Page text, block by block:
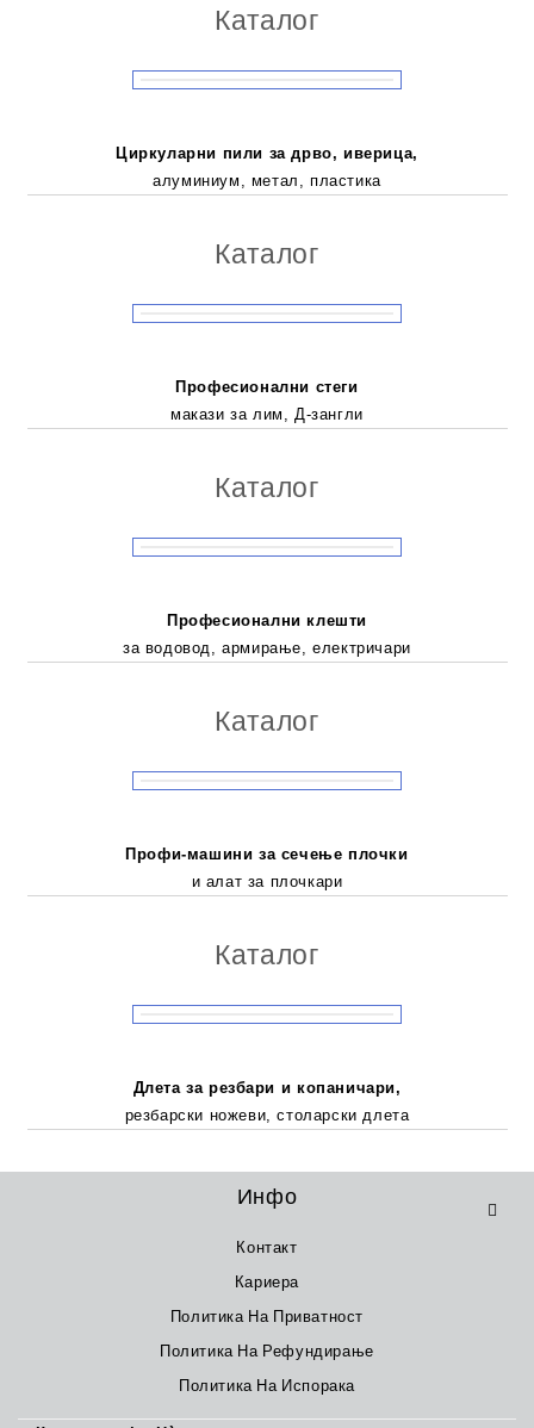
Каталог
Циркуларни пили за дрво, иверица,
алуминиум, метал, пластика
Каталог
Професионални стеги
макази за лим, Д-зангли
Каталог
Професионални клешти
за водовод, армирање, електричари
Каталог
Профи-машини за сечење плочки
и алат за плочкари
Каталог
Длета за резбари и копаничари,
резбарски ножеви, столарски длета
Инфо
Контакт
Кариера
Политика На Приватност
Политика На Рефундирање
Политика На Испорака